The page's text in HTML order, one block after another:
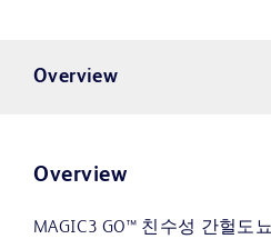
Overview
Overview
MAGIC3 GO™ 친수성 간헐도